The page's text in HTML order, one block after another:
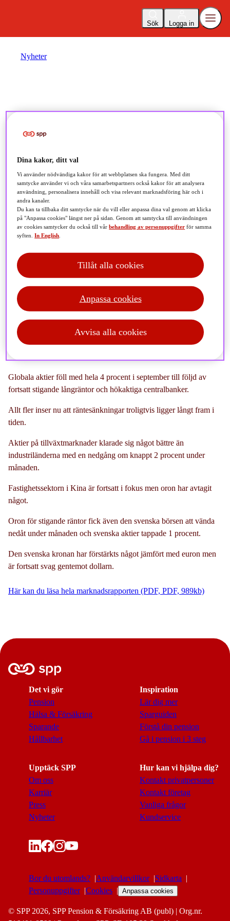
Sök Logga in
Nyheter
Observera
Denna artikel publicerades 2023-10-08 och kan innehålla
Ta del av den senaste månadens marknadsrapport:
Globala aktier föll med hela 4 procent i september till följd av
fortsatt stigande långräntor och hökaktiga centralbanker.
Allt fler inser nu att räntesänkningar troligtvis ligger långt fram i
tiden.
Aktier på tillväxtmarknader klarade sig något bättre än
industriländerna med en nedgång om knappt 2 procent under
månaden.
Fastighetssektorn i Kina är fortsatt i fokus men oron har avtagit
något.
Oron för stigande räntor fick även den svenska börsen att vända
nedåt under månaden och svenska aktier tappade 1 procent.
Den svenska kronan har förstärkts något jämfört med euron men
är fortsatt svag gentemot dollarn.
Här kan du läsa hela marknadsrapporten (PDF, PDF, 989kb)
Det vi gör
Pension
Hälsa & Försäkring
Sparande
Hållbarhet
Inspiration
Lär dig mer
Sparguiden
Förstå din pension
Gå i pension i 3 steg
Upptäck SPP
Om oss
Karriär
Press
Nyheter
Hur kan vi hjälpa dig?
Kontakt privatpersoner
Kontakt företag
Vanliga frågor
Kundservice
Bor du utomlands? Användarvillkor
Sidkarta
Personuppgifter
Cookies Anpassa cookies
© SPP 2026, SPP Pension & Försäkring AB (publ) | Org.nr.
Dina kakor, ditt val
Vi använder nödvändiga kakor för att webbplatsen ska fungera. Med ditt
samtycke använder vi och våra samarbetspartners också kakor för att analysera
användning, personalisera innehåll och visa relevant marknadsföring här och i
andra kanaler.
Du kan ta tillbaka ditt samtycke när du vill eller anpassa dina val genom att klicka
på "Anpassa cookies" längst ner på sidan. Genom att samtycka till användningen
av cookies samtycker du också till vårbehandling av personuppgifter för samma
syften.In English
Anpassa cookies
Avvisa alla cookies
Tillåt alla cookies